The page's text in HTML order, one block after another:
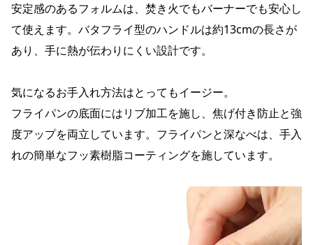
安定感のあるフォルムは、焚き火でもバーナーでも安心し
て使えます。バタフライ型のハンドルは約13cmの長さが
あり、手に熱が伝わりにくい設計です。
気になるお手入れ方法はとってもイージー。
フライパンの底面にはリブ加工を施し、焦げ付き防止と強
度アップを両立しています。フライパンと深なべは、手入
れの簡単なフッ素樹脂コーティングを施しています。